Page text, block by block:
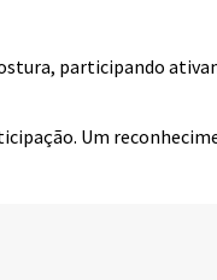
participando
Um